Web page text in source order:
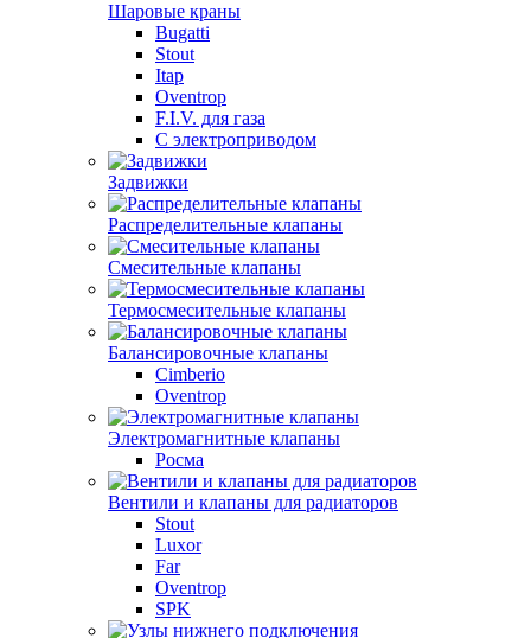
Шаровые краны
Bugatti
Stout
Itap
Oventrop
F.I.V. для газа
С электроприводом
Задвижки
Распределительные клапаны
Cмесительные клапаны
Термосмесительные клапаны
Балансировочные клапаны
Cimberio
Oventrop
Электромагнитные клапаны
Росма
Вентили и клапаны для радиаторов
Stout
Luxor
Far
Oventrop
SPK